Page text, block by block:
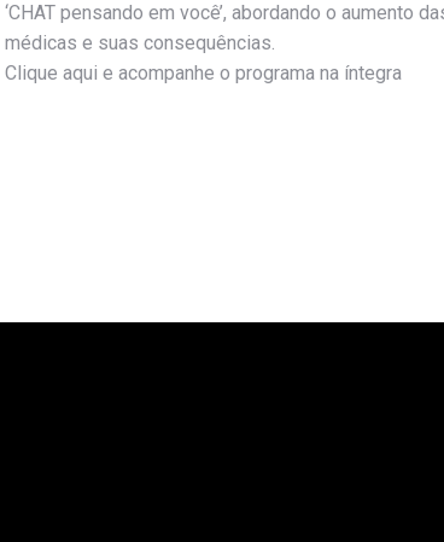
‘CHAT pensando em você’, abordando o aumento
médicas e suas consequências.
Clique aqui e acompanhe o programa na íntegra